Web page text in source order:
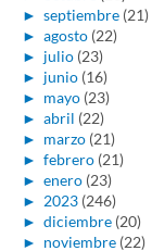
► septiembre (21)
► agosto (22)
► julio (23)
► junio (16)
► mayo (23)
► abril (22)
► marzo (21)
► febrero (21)
► enero (23)
► 2023 (246)
► diciembre (20)
► noviembre (22)